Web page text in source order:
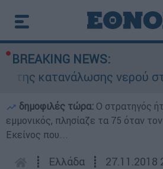
BREAKING NEWS:
νερού στη
δημοφιλές τώρα: O στρατηγός
εμμονικός, πλησίαζε τα 75 όταν
Εκείνος που...
┋ Ελλάδα ┋ 27.11.2018